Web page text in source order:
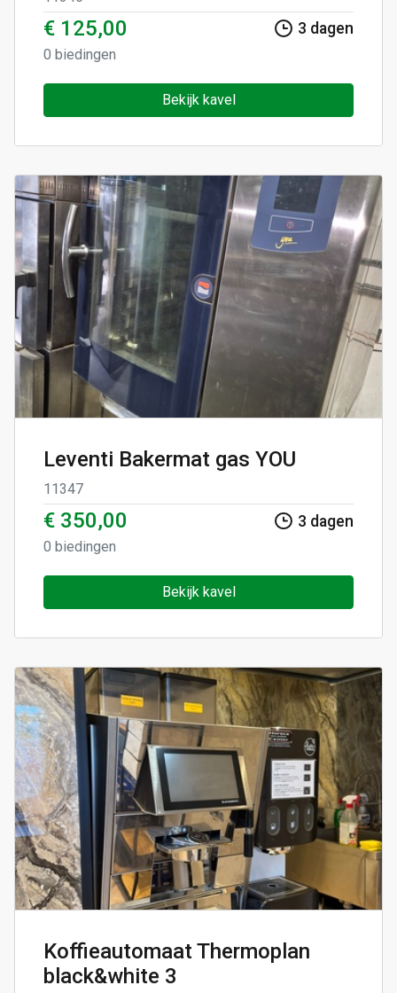
€ 125,00
0 biedingen
3 dagen
Bekijk kavel
Leventi Bakermat gas YOU
11347
€ 350,00
0 biedingen
3 dagen
Bekijk kavel
Koffieautomaat Thermoplan
black&white 3